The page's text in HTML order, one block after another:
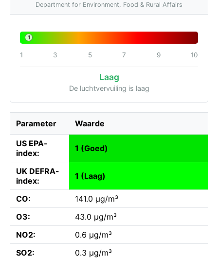
Department for Environment, Food & Rural Affairs
1
1 3 5 7 9 10
Laag
De luchtvervuiling is laag
Parameter Waarde
US EPA-
index:
1 (Goed)
UK DEFRA-
index:
1 (Laag)
CO:
141.0 µg/m³
O3:
43.0 µg/m³
NO2:
0.6 µg/m³
SO2:
0.3 µg/m³